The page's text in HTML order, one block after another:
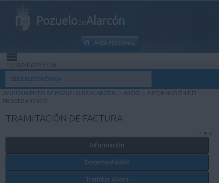
PozuelodeAlarcón
ÁREA PERSONAL
INICIO
INFORMACIÓN PÚBLICA
MI CARPETA
INFORMACIÓN MUNICIPAL
AYUDA
06/08/2026 22:01:28
SEDE ELECTRÓNICA
AYUNTAMIENTO DE POZUELO DE ALARCÓN > INICIO > INFORMACIÓN DEL
PROCEDIMIENTO
TRAMITACIÓN DE FACTURA
Información
Documentación
Tramitar Ahora